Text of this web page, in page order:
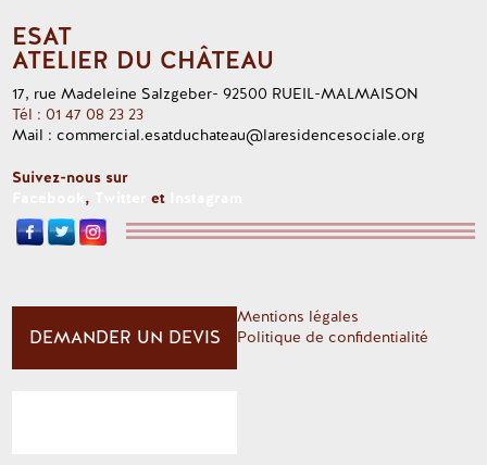
ESAT
ATELIER DU CHÂTEAU
17, rue Madeleine Salzgeber- 92500 RUEIL-MALMAISON
Tél : 01 47 08 23 23
Mail : commercial.esatduchateau@laresidencesociale.org
Suivez-nous sur
, et
DEMANDER UN DEVIS
Mentions légales
Politique de confidentialité